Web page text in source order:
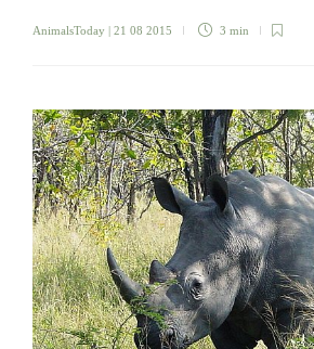
AnimalsToday | 21 08 2015 3 min